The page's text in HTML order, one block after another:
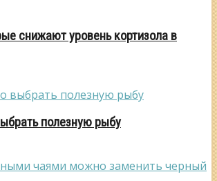
снижают уровень кортизола в
полезную рыбу